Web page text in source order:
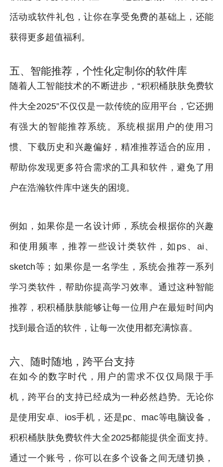
活动或软件礼包，让你在享受免费的基础上，还能
获得更多超值福利。
五、智能推荐，个性化定制你的软件库
随着人工智能技术的不断进步，“积积桶肤肤免费软
件大全2025”不仅仅是一款传统的应用平台，它还拥
有强大的智能推荐系统。系统根据用户的使用习
惯、下载历史和兴趣偏好，精准推荐适合的应用，
帮助你发现更多符合需求的工具和软件，避免了用
户在浩瀚软件库中迷失的困境。
例如，如果你是一名设计师，系统会根据你的兴趣
和使用频率，推荐一些设计类软件，如ps、ai、
sketch等；如果你是一名学生，系统会推荐一系列
学习类软件，帮助你提高学习效率。通过这种智能
推荐，积积桶肤肤能够让每一位用户在最短时间内
找到最合适的软件，让每一次使用都充满惊喜。
六、随时随地，跨平台支持
在如今的数字时代，用户的需求不仅仅局限于手
机，跨平台的支持已经成为一种必然趋势。无论你
是使用安卓、ios手机，还是pc、mac等电脑设备，
积积桶肤肤免费软件大全2025都能提供全面支持。
通过一个账号，你可以在多个设备之间无缝切换，